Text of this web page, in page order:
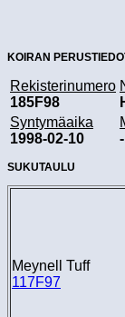
KOIRAN
Rekisterinumero
185F98
Syntymäaika
1998-02-10
-
SUKUTAULU
Meynell Tuff
117F97